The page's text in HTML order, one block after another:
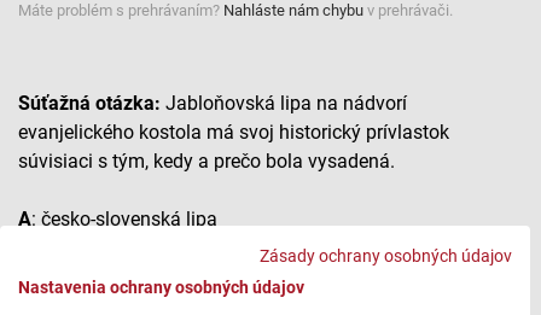
Zásady ochrany osobných údajov
Nastavenia ochrany osobných údajov
Máte problém s prehrávaním? Nahláste nám chybu v prehrávači.
Súťažná otázka: Jabloňovská lipa na nádvorí
evanjelického kostola má svoj historický prívlastok
súvisiaci s tým, kedy a prečo bola vysadená.
A: česko-slovenská lipa
C : Štefánikova lipa